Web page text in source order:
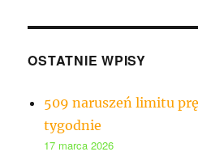
OSTATNIE WPISY
509 naruszeń limitu
tygodnie
17 marca 2026